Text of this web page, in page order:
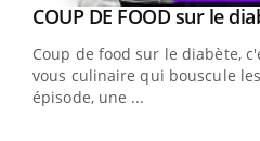
Youtube
COUP DE FOOD sur le
Coup de food sur le diabète,
vous culinaire qui bouscule
épisode, une ...